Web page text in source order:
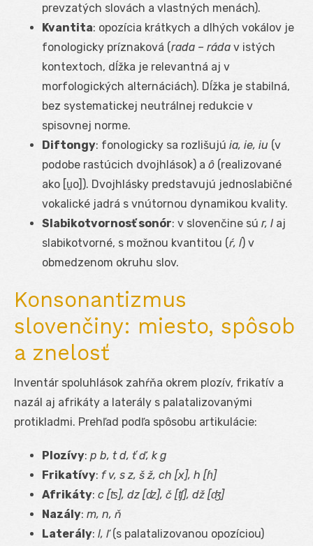
prevzatých slovách a vlastných menách).
Kvantita: opozícia krátkych a dlhých vokálov je
fonologicky príznaková (rada – ráda v istých
kontextoch, dĺžka je relevantná aj v
morfologických alternáciách). Dĺžka je stabilná,
bez systematickej neutrálnej redukcie v
spisovnej norme.
Diftongy: fonologicky sa rozlišujú ia, ie, iu (v
podobe rastúcich dvojhlások) a ô (realizované
ako [u̯o]). Dvojhlásky predstavujú jednoslabičné
vokalické jadrá s vnútornou dynamikou kvality.
Slabikotvornosť sonór: v slovenčine sú r, l aj
slabikotvorné, s možnou kvantitou (ŕ, ĺ) v
obmedzenom okruhu slov.
Konsonantizmus
slovenčiny: miesto, spôsob
a znelosť
Inventár spoluhlások zahŕňa okrem plozív, frikatív a
nazál aj afrikáty a laterály s palatalizovanými
protikladmi. Prehľad podľa spôsobu artikulácie:
Plozívy: p b, t d, ť ď, k g
Frikatívy: f v, s z, š ž, ch [x], h [ɦ]
Afrikáty: c [ʦ], dz [ʣ], č [ʧ], dž [ʤ]
Nazály: m, n, ň
Laterály: l, ľ(s palatalizovanou opozíciou)